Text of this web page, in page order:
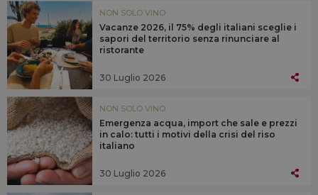
NON SOLO VINO
Vacanze 2026, il 75% degli italiani sceglie i
sapori del territorio senza rinunciare al
ristorante
30 Luglio 2026
NON SOLO VINO
Emergenza acqua, import che sale e prezzi
in calo: tutti i motivi della crisi del riso
italiano
30 Luglio 2026